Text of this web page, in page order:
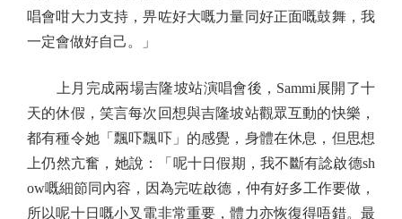
唱會咁大力支持，畀咗好大嘅力量同好正面嘅鼓舞，我
一定會做好自己。」
上月完成兩場吉隆坡站演唱會後，Sammi展開了十
天的休假，笑言每次回想與吉隆坡站觀眾互動的快樂，
都有種令她「飄吓飄吓」的感覺，身體在休息，但思想
上仍然亢奮，她說：「呢十日假期，我不斷有諗啟德sh
ow嘅細節同內容，因為完咗啟德，仲有好多工作要做，
所以呢十日嘅小叉電非常重要，體力亦恢復得唔錯。最